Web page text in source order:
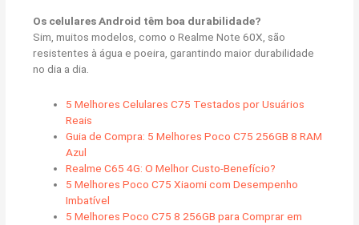
Os celulares Android têm boa durabilidade?
Sim, muitos modelos, como o Realme Note 60X, são
resistentes à água e poeira, garantindo maior durabilidade
no dia a dia.
5 Melhores Celulares C75 Testados por Usuários
Reais
Guia de Compra: 5 Melhores Poco C75 256GB 8 RAM
Azul
Realme C65 4G: O Melhor Custo-Benefício?
5 Melhores Poco C75 Xiaomi com Desempenho
Imbatível
5 Melhores Poco C75 8 256GB para Comprar em